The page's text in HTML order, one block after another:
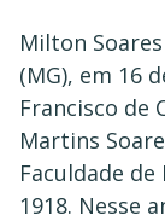
Milton
(MG), em 16
Francisco de
Martins
Faculdade
1918. Nesse